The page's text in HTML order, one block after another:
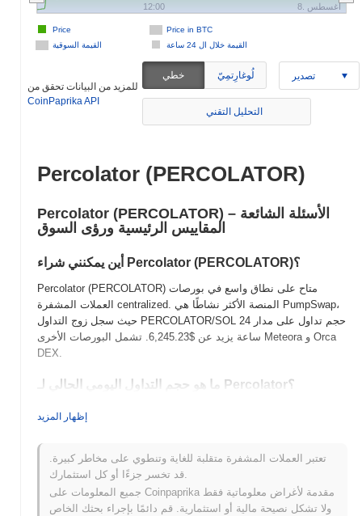
Price in BTC
القيمة السوقية القيمة خلال ال 24 ساعة
Price
12:00 8. أغسطس
للمزيد من البيانات تحقق من
CoinPaprika API
خطي لُوغارِتمِيّ تصدير
التحليل التقني
Percolator (PERCOLATOR)
Percolator (PERCOLATOR) الأسئلة الشائعة –
المقاييس الرئيسية ورؤى السوق
أين يمكنني شراء Percolator (PERCOLATOR)؟
Percolator (PERCOLATOR) متاح على نطاق واسع في بورصات
العملات المشفرة centralized. المنصة الأكثر نشاطًا هي PumpSwap،
حيث سجل زوج التداول PERCOLATOR/SOL حجم تداول على مدار 24
ساعة يزيد عن $6,245.23
. تشمل البورصات الأخرى Meteora و Orca
DEX.
ما هو حجم التداول اليومي الحالي لـ Percolator؟
أعلى سعر على الإطلاق (ATH):
$0.006247
إظهار المزيد
تعتبر العملات المشفرة متقلبة للغاية وتنطوي على مخاطر كبيرة.
قد تخسر جزءًا أو كل استثمارك.
جميع المعلومات على Coinpaprika مقدمة لأغراض معلوماتية فقط
ولا تشكل نصيحة مالية أو استثمارية. قم دائمًا بإجراء بحثك الخاص